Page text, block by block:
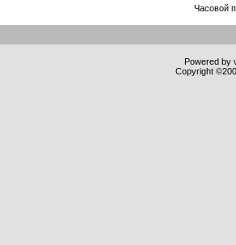
Часовой
Powered by
Copyright